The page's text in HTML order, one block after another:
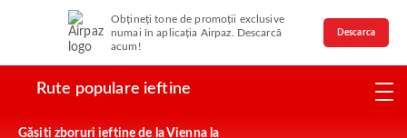
Obțineți tone de promoții exclusive
numai în aplicația Airpaz. Descarcă
acum!
Descarca
Rute populare ieftine
Găsiți zboruri ieftine de la Vienna la